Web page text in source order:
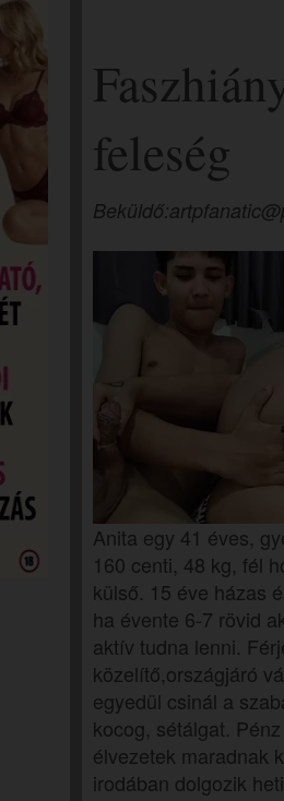
feleség
Anita egy 41 éves,
160 centi, 48 kg, fél
külső. 15 éve házas
ha évente 6-7 rövid
aktív tudna lenni.
közelítő,országjáró
egyedül csinál a
kocog, sétálgat.
élvezetek maradnak
irodában dolgozik